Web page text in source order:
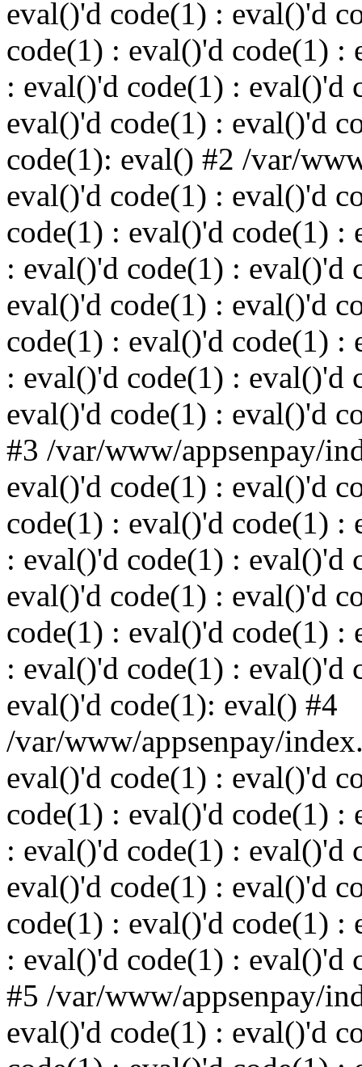
eval()'d code(1) : eval()'d
code(1) : eval()'d code(1) :
: eval()'d code(1) : eval()'d
eval()'d code(1) : eval()'d
code(1): eval() #2 /var/
eval()'d code(1) : eval()'d
code(1) : eval()'d code(1) :
: eval()'d code(1) : eval()'d
eval()'d code(1) : eval()'d
code(1) : eval()'d code(1) :
: eval()'d code(1) : eval()'d
eval()'d code(1) : eval()'d
#3 /var/www/appsenpay/
eval()'d code(1) : eval()'d
code(1) : eval()'d code(1) :
: eval()'d code(1) : eval()'d
eval()'d code(1) : eval()'d
code(1) : eval()'d code(1) :
: eval()'d code(1) : eval()'d
eval()'d code(1): eval() #4
/var/www/appsenpay/
eval()'d code(1) : eval()'d
code(1) : eval()'d code(1) :
: eval()'d code(1) : eval()'d
eval()'d code(1) : eval()'d
code(1) : eval()'d code(1) :
: eval()'d code(1) : eval()'d
#5 /var/www/appsenpay/
eval()'d code(1) : eval()'d